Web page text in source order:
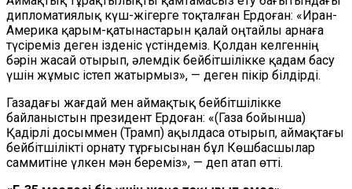
дипломатиялық күш-жігерге тоқталған Ердоған: «Иран-
Америка қарым-қатынастарын қалай оңтайлы арнаға
түсіреміз деген ізденіс үстіндеміз. Қолдан келгеннің
бәрін жасай отырып, әлемдік бейбітшілікке қадам басу
үшін жұмыс істеп жатырмыз», — деген пікір білдірді.
Газадағы жағдай мен аймақтық бейбітшілікке
байланыстын президент Ердоған: «(Газа бойынша)
Қадірлі досыммен (Трамп) ақылдаса отырып, аймақтағы
бейбітшілікті орнату тұрғысынан бұл Көшбасшылар
саммитіне үлкен мән береміз», — деп атап өтті.